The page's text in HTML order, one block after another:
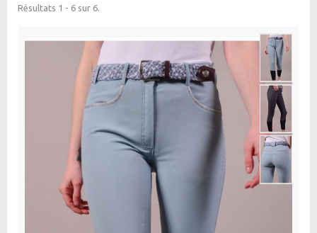
Résultats 1 - 6 sur 6.